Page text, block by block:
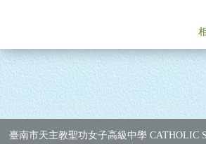
臺南市天主教聖功女子高級中學 CATHOLIC